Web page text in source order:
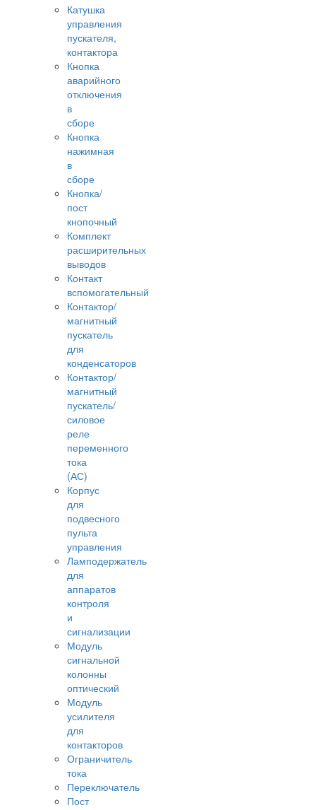
Катушка
управления
пускателя,
контактора
Кнопка
аварийного
отключения
в
сборе
Кнопка
нажимная
в
сборе
Кнопка/
пост
кнопочный
Комплект
расширительных
выводов
Контакт
вспомогательный
Контактор/
магнитный
пускатель
для
конденсаторов
Контактор/
магнитный
пускатель/
силовое
реле
переменного
тока
(АС)
Корпус
для
подвесного
пульта
управления
Ламподержатель
для
аппаратов
контроля
и
сигнализации
Модуль
сигнальной
колонны
оптический
Модуль
усилителя
для
контакторов
Ограничитель
тока
Переключатель
Пост